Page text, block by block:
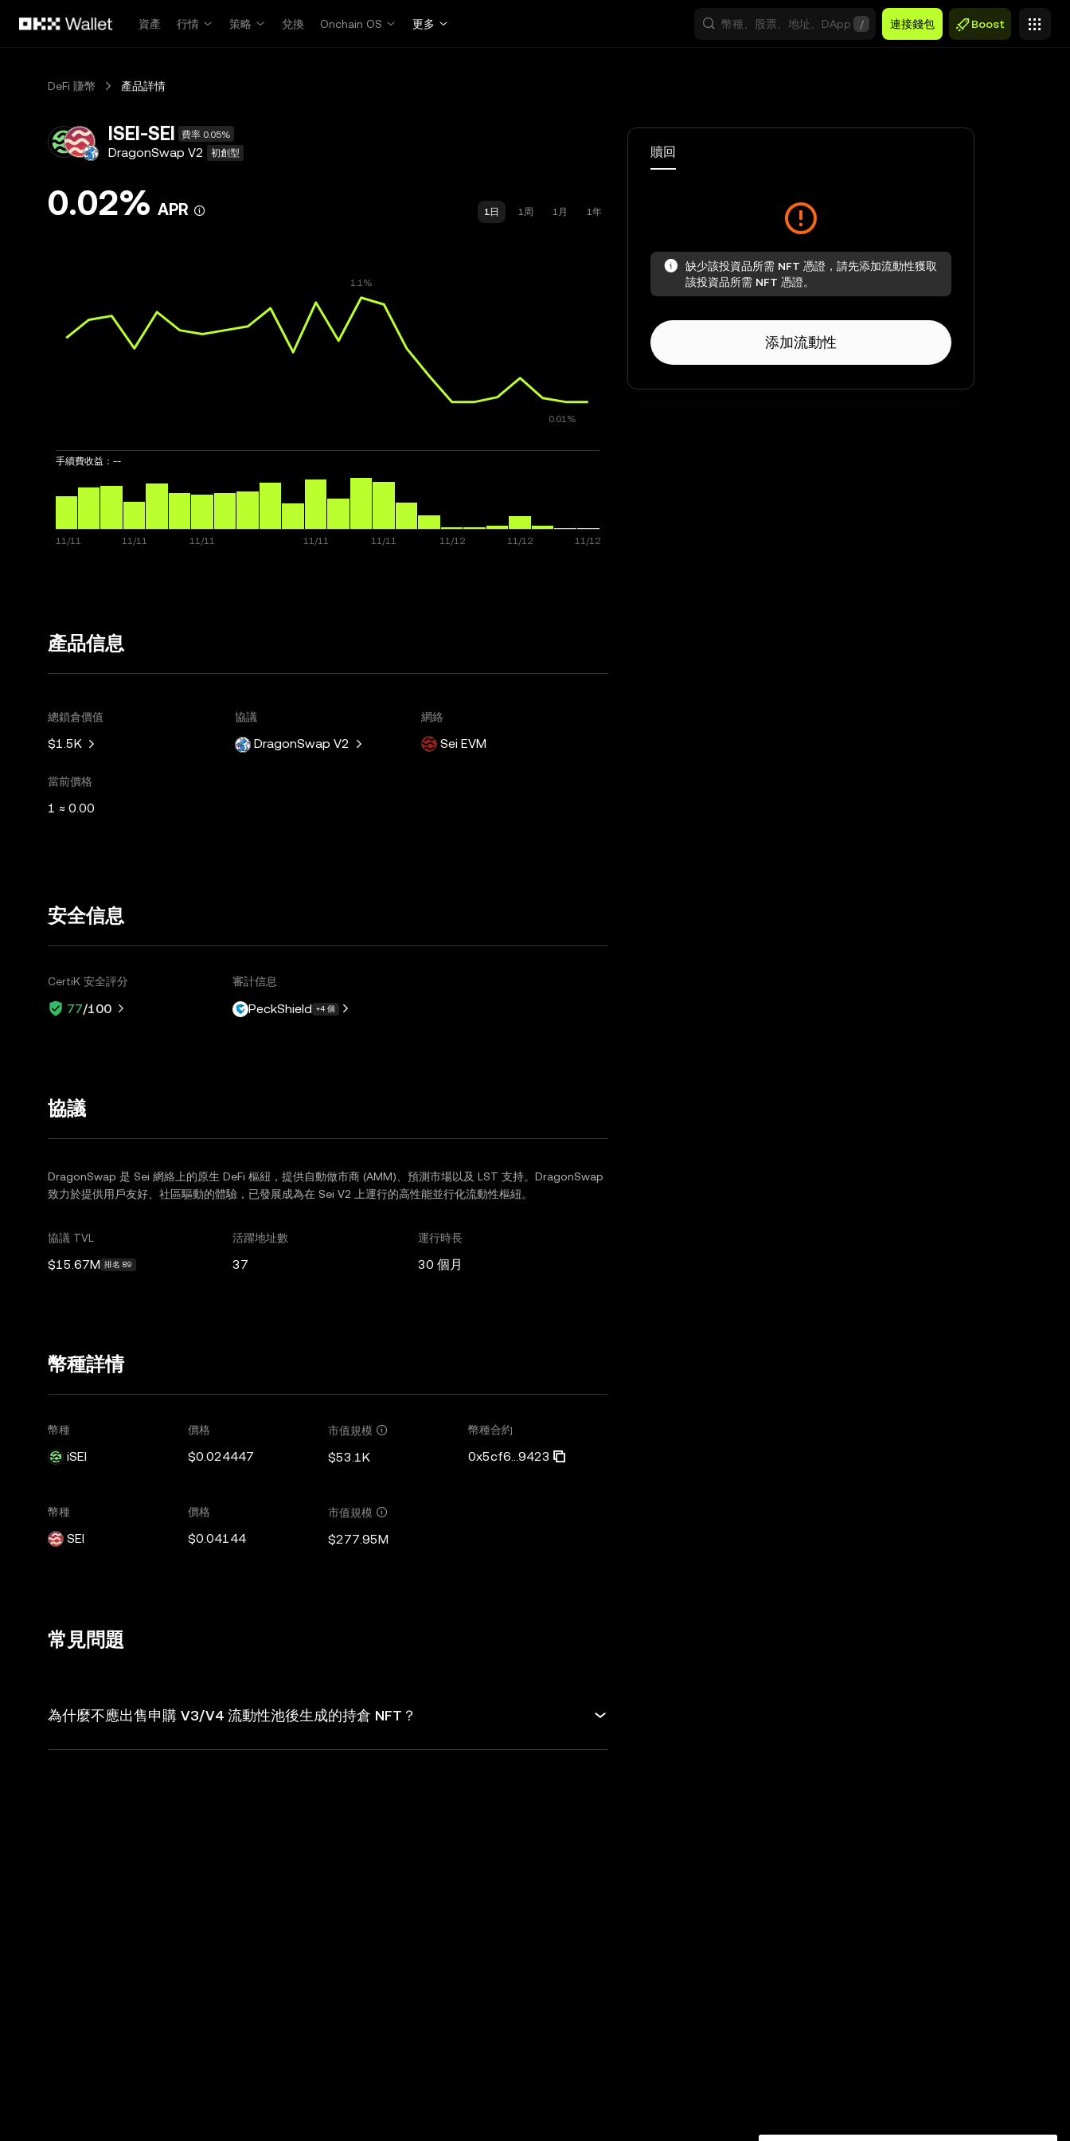
資產
行情 策略 兌換 Onchain OS 更多 / 連接錢包 Boost
DeFi 賺幣 產品詳情
ISEI-SEI 費率 0.05%
DragonSwap V2 初創型
0.02% APR 1日 1周 1月 1年
手續費收益： --
產品信息
總鎖倉價值
$1.5K
協議
DragonSwap V2
網絡
Sei EVM
當前價格
1 ≈ 0.00
安全信息
CertiK 安全評分
77/100
審計信息
PeckShield +4 個
協議
DragonSwap 是 Sei 網絡上的原生 DeFi 樞紐，提供自動做市商 (AMM)、預測市場以及 LST 支持。DragonSwap
致力於提供用戶友好、社區驅動的體驗，已發展成為在 Sei V2 上運行的高性能並行化流動性樞紐。
協議 TVL
$15.67M 排名 89
活躍地址數
37
運行時長
30 個月
幣種詳情
幣種
iSEI
價格
$0.024447
市值規模
$53.1K
幣種合約
0x5cf6...9423
幣種
SEI
價格
$0.04144
市值規模
$277.95M
常見問題
為什麼不應出售申購 V3/V4 流動性池後生成的持倉 NFT？
贖回
缺少該投資品所需 NFT 憑證，請先添加流動性獲取
該投資品所需 NFT 憑證。
添加流動性